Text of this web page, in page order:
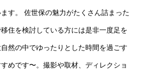
す。 佐世保の魅力がたくさん詰まった
住を検討している方には是非一度足を
然の中でゆったりとした時間を過ごす
めです〜。撮影や取材、ディレクショ